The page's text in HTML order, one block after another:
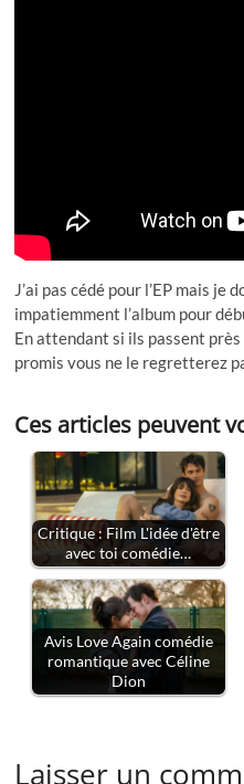
J’ai pas cédé pour l’EP mais je
impatiemment l’album pour
En attendant si ils passent
promis vous ne le regretterez
Ces articles peuvent
Critique : Film L'idée d'être
avec toi comédie…
Avis Love Again comédie
romantique avec Céline
Dion
Laisser un